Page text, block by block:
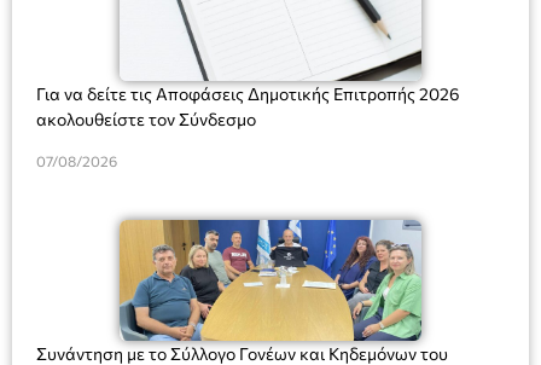
Για να δείτε τις Αποφάσεις Δημοτικής Επιτροπής 2026
ακολουθείστε τον Σύνδεσμο
07/08/2026
Συνάντηση με το Σύλλογο Γονέων και Κηδεμόνων του